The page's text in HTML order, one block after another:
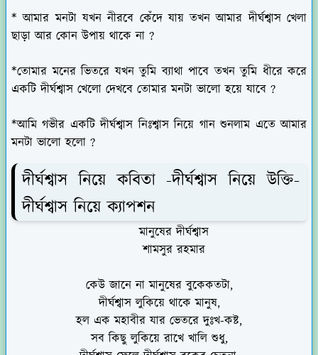
* আমার মনটা যখন নীরবে কেঁদে যায় তখন আমার দীর্ঘশ্বাস খেলা
ছাড়া আর কোন উপায় থাকে না ?
*তোমার মনের ভিতরে যখন তুমি ব্যাথা পাবে তখন তুমি ধীরে করে
একটি দীর্ঘশ্বাস খেলো দেখবে তোমার মনটা ভালো হয়ে যাবে ?
*আমি গভীর একটি দীর্ঘশ্বাস নিঃশ্বাস নিয়ে গান শুনলাম এতে আমার
মনটা ভালো হলো ?
দীর্ঘশ্বাস নিয়ে কবিতা -দীর্ঘশ্বাস নিয়ে উক্তি-
দীর্ঘশ্বাস নিয়ে ক্যাপশন
মানুষের দীর্ঘশ্বাস
শামসুর রহমার
কেউ জানে না মানুষের বুকেকতটা,
দীর্ঘশ্বাস লুকিয়ে থাকে মানুষ,
হল এক মহাবীর যার ভেতরে দুঃখ-কষ্ট,
সব কিছু লুকিয়ে রাখে খালি শুধু,